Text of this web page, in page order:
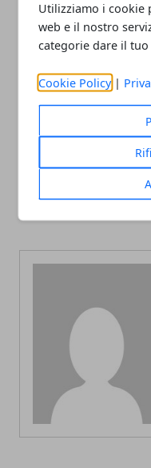
Utilizziamo i cookie
web e il nostro
categorie dare il tuo
Cookie Policy |
Facebook
Twitter
Articolo Precedente